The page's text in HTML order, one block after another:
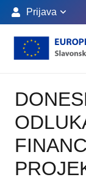
Prijava